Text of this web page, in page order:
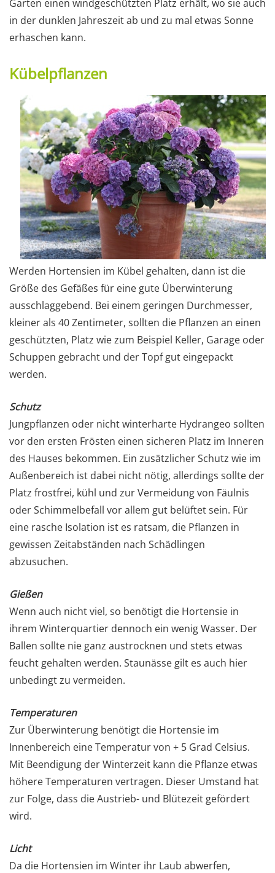
Garten einen windgeschützten Platz erhält, wo sie auch
in der dunklen Jahreszeit ab und zu mal etwas Sonne
erhaschen kann.
Kübelpflanzen
Werden Hortensien im Kübel gehalten, dann ist die
Größe des Gefäßes für eine gute Überwinterung
ausschlaggebend. Bei einem geringen Durchmesser,
kleiner als 40 Zentimeter, sollten die Pflanzen an einen
geschützten, Platz wie zum Beispiel Keller, Garage oder
Schuppen gebracht und der Topf gut eingepackt
werden.
Schutz
Jungpflanzen oder nicht winterharte Hydrangeo sollten
vor den ersten Frösten einen sicheren Platz im Inneren
des Hauses bekommen. Ein zusätzlicher Schutz wie im
Außenbereich ist dabei nicht nötig, allerdings sollte der
Platz frostfrei, kühl und zur Vermeidung von Fäulnis
oder Schimmelbefall vor allem gut belüftet sein. Für
eine rasche Isolation ist es ratsam, die Pflanzen in
gewissen Zeitabständen nach Schädlingen
abzusuchen.
Gießen
Wenn auch nicht viel, so benötigt die Hortensie in
ihrem Winterquartier dennoch ein wenig Wasser. Der
Ballen sollte nie ganz austrocknen und stets etwas
feucht gehalten werden. Staunässe gilt es auch hier
unbedingt zu vermeiden.
Temperaturen
Zur Überwinterung benötigt die Hortensie im
Innenbereich eine Temperatur von + 5 Grad Celsius.
Mit Beendigung der Winterzeit kann die Pflanze etwas
höhere Temperaturen vertragen. Dieser Umstand hat
zur Folge, dass die Austrieb- und Blütezeit gefördert
wird.
Licht
Da die Hortensien im Winter ihr Laub abwerfen,